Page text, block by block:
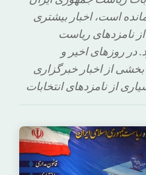
است، اخبار بیشتری
نامزدهای ریاست
روزهای اخیر و
از اخبار خبرگزاری
از نامزدهای انتخابات